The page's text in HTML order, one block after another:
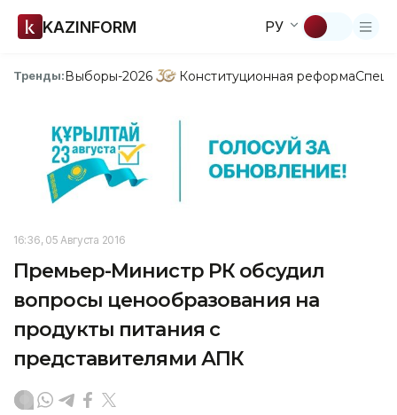
KAZINFORM РУ
Тренды:Выборы-2026 Конституционная реформа
16:36, 05 Августа 2016
Премьер-Министр РК обсудил
вопросы ценообразования на
продукты питания с
представителями АПК